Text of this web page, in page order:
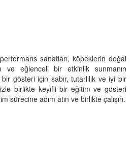
sanatları, köpeklerin doğal
ve eğlenceli bir etkinlik sunmanın
gösteri için sabır, tutarlılık ve iyi bir
birlikte keyifli bir eğitim ve gösteri
sürecine adım atın ve birlikte çalışın.